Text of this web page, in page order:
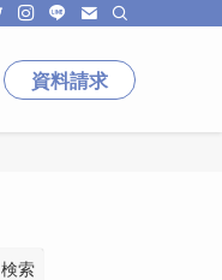
資料請求
検索